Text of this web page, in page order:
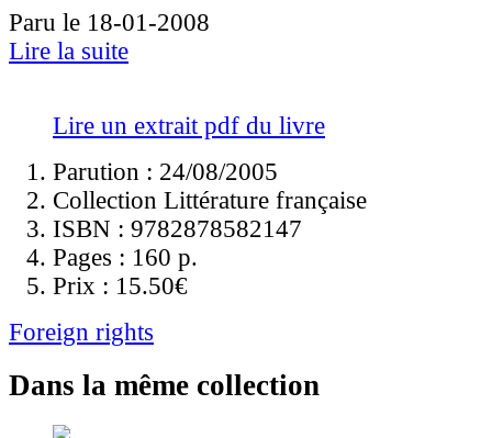
Paru le 18-01-2008
Lire la suite
Lire un extrait pdf du livre
Parution : 24/08/2005
Collection Littérature française
ISBN : 9782878582147
Pages : 160 p.
Prix : 15.50€
Foreign rights
Dans la même collection